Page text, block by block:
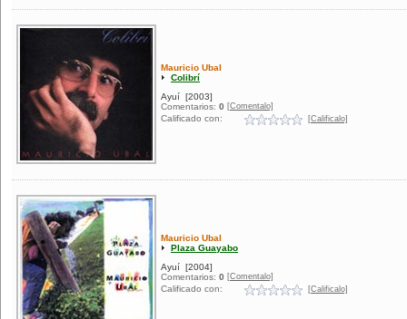
Mauricio Ubal
Colibrí
Ayuí [2003]
Comentarios: 0 [Comentalo]
Calificado con: [Calificalo]
Mauricio Ubal
Plaza Guayabo
Ayuí [2004]
Comentarios: 0 [Comentalo]
Calificado con: [Calificalo]